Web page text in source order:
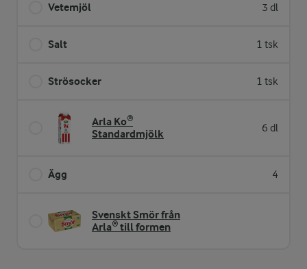
Vetemjöl 3 dl
Salt 1 tsk
Strösocker 1 tsk
Arla Ko®
Standardmjölk
6 dl
Ägg 4
Svenskt Smör från
Arla® till formen